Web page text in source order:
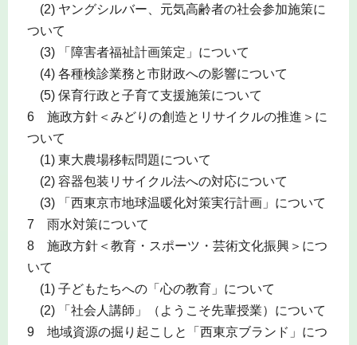
(2) ヤングシルバー、元気高齢者の社会参加施策に
ついて
(3) 「障害者福祉計画策定」について
(4) 各種検診業務と市財政への影響について
(5) 保育行政と子育て支援施策について
6 施政方針＜みどりの創造とリサイクルの推進＞に
ついて
(1) 東大農場移転問題について
(2) 容器包装リサイクル法への対応について
(3) 「西東京市地球温暖化対策実行計画」について
7 雨水対策について
8 施政方針＜教育・スポーツ・芸術文化振興＞につ
いて
(1) 子どもたちへの「心の教育」について
(2) 「社会人講師」（ようこそ先輩授業）について
9 地域資源の掘り起こしと「西東京ブランド」につ